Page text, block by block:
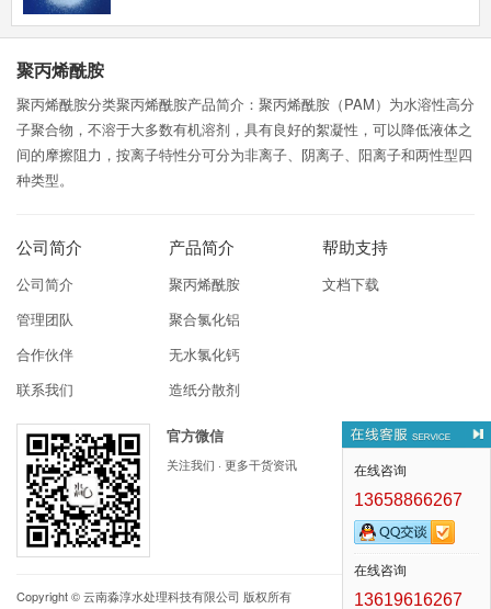
聚丙烯酰胺
聚丙烯酰胺分类聚丙烯酰胺产品简介：聚丙烯酰胺（PAM）为水溶性高分
子聚合物，不溶于大多数有机溶剂，具有良好的絮凝性，可以降低液体之
间的摩擦阻力，按离子特性分可分为非离子、阴离子、阳离子和两性型四
种类型。
公司简介
公司简介
管理团队
合作伙伴
联系我们
产品简介
聚丙烯酰胺
聚合氯化铝
无水氯化钙
造纸分散剂
帮助支持
文档下载
官方微信
关注我们 · 更多干货资讯
Copyright ©云南淼淳水处理科技有限公司 版权所有
在线咨询
13658866267
在线咨询
13619616267